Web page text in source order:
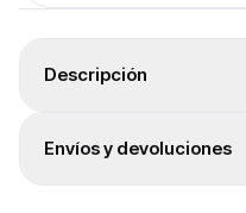
Descripción
12000. Conectividad:
Envíos y devoluciones